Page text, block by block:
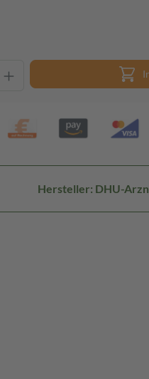
Hersteller: DHU-